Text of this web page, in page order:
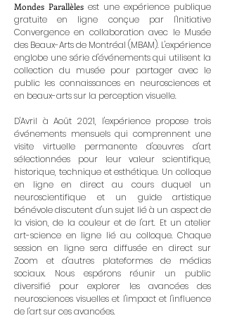
Mondes Parallèles est une expérience publique
gratuite en ligne conçue par l'Initiative
Convergence en collaboration avec le Musée
des Beaux-Arts de Montréal (MBAM). L'expérience
englobe une série d'événements qui utilisent la
collection du musée pour partager avec le
public les connaissances en neurosciences et
en beaux-arts sur la perception visuelle.
D'Avril à Août 2021, l'expérience propose trois
événements mensuels qui comprennent une
visite virtuelle permanente d'œuvres d'art
sélectionnées pour leur valeur scientifique,
historique, technique et esthétique. Un colloque
en ligne en direct au cours duquel un
neuroscientifique et un guide artistique
bénévole discutent d'un sujet lié à un aspect de
la vision, de la couleur et de l'art. Et un atelier
art-science en ligne lié au colloque. Chaque
session en ligne sera diffusée en direct sur
Zoom et d'autres plateformes de médias
sociaux. Nous espérons réunir un public
diversifié pour explorer les avancées des
neurosciences visuelles et l'impact et l'influence
de l'art sur ces avancées.